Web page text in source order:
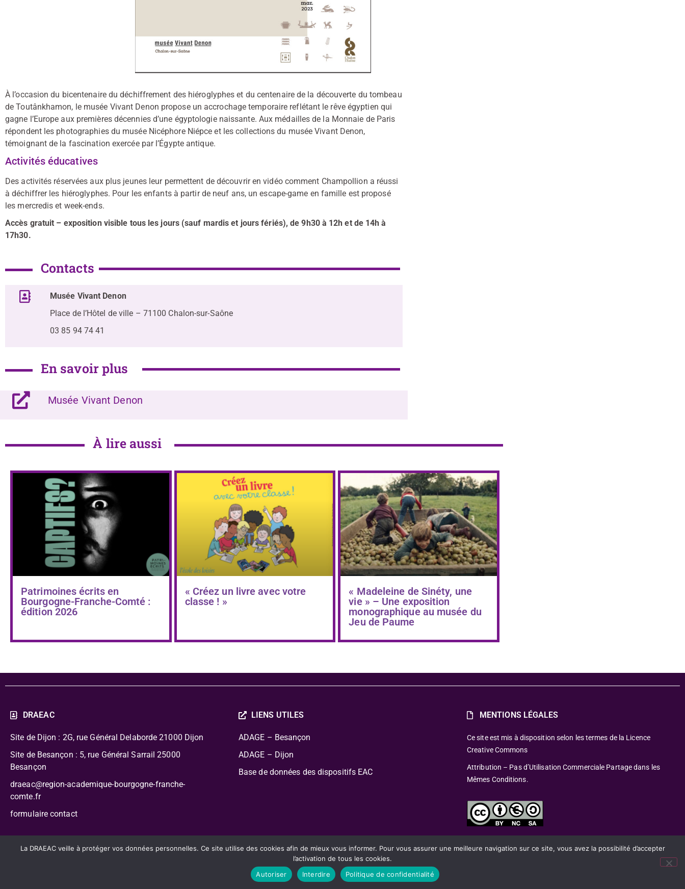
À l’occasion du bicentenaire du déchiffrement des hiéroglyphes et du centenaire de la découverte du tombeau
de Toutânkhamon, le musée Vivant Denon propose un accrochage temporaire reflétant le rêve égyptien qui
gagne l’Europe aux premières décennies d’une égyptologie naissante. Aux médailles de la Monnaie de Paris
répondent les photographies du musée Nicéphore Niépce et les collections du musée Vivant Denon,
témoignant de la fascination exercée par l’Égypte antique.
Activités éducatives
Des activités réservées aux plus jeunes leur permettent de découvrir en vidéo comment Champollion a réussi
à déchiffrer les hiéroglyphes. Pour les enfants à partir de neuf ans, un escape-game en famille est proposé
les mercredis et week-ends.
Accès gratuit – exposition visible tous les jours (sauf mardis et jours fériés), de 9h30 à 12h et de 14h à
17h30.
Contacts
Musée Vivant Denon
Place de l’Hôtel de ville – 71100 Chalon-sur-Saône
03 85 94 74 41
En savoir plus
Musée Vivant Denon
À lire aussi
Patrimoines écrits en
Bourgogne-Franche-Comté :
édition 2026
« Créez un livre avec votre
classe ! »
« Madeleine de Sinéty, une
vie » – Une exposition
monographique au musée du
Jeu de Paume
DRAEAC
Site de Dijon : 2G, rue Général Delaborde 21000 Dijon
Site de Besançon : 5, rue Général Sarrail 25000
Besançon
draeac@region-academique-bourgogne-franche-
comte.fr
formulaire contact
LIENS UTILES
ADAGE – Besançon
ADAGE – Dijon
Base de données des dispositifs EAC
MENTIONS LÉGALES
Ce site est mis à disposition selon les termes de la Licence
Creative Commons
Attribution – Pas d’Utilisation Commerciale Partage dans les
Mêmes Conditions.
La DRAEAC veille à protéger vos données personnelles. Ce site utilise des cookies afin de mieux vous informer. Pour vous assurer une meilleure navigation sur ce site, vous avez la possibilité d’accepter
l’activation de tous les cookies.
Autoriser
Interdire Politique de confidentialité